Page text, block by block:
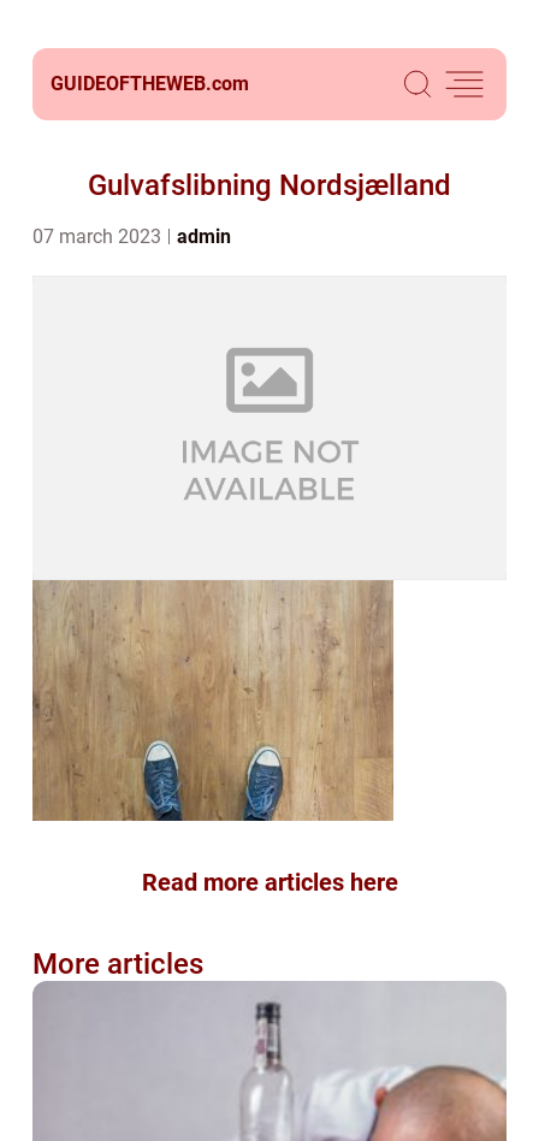
GUIDEOFTHEWEB.com
Gulvafslibning Nordsjælland
07 march 2023 admin
Read more articles here
More articles